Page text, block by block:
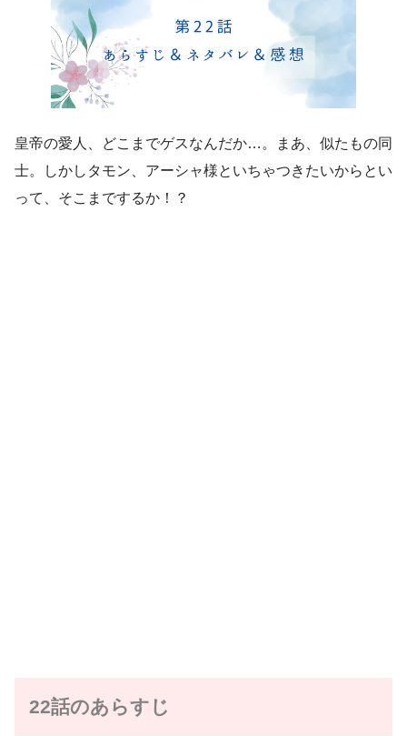
皇帝の愛人、どこまでゲスなんだか…。まあ、似たもの同
士。しかしタモン、アーシャ様といちゃつきたいからとい
って、そこまでするか！？
22話のあらすじ